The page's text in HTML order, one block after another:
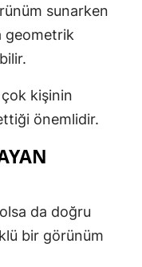
sunarken
geometrik
kişinin
önemlidir.
da doğru
bir görünüm